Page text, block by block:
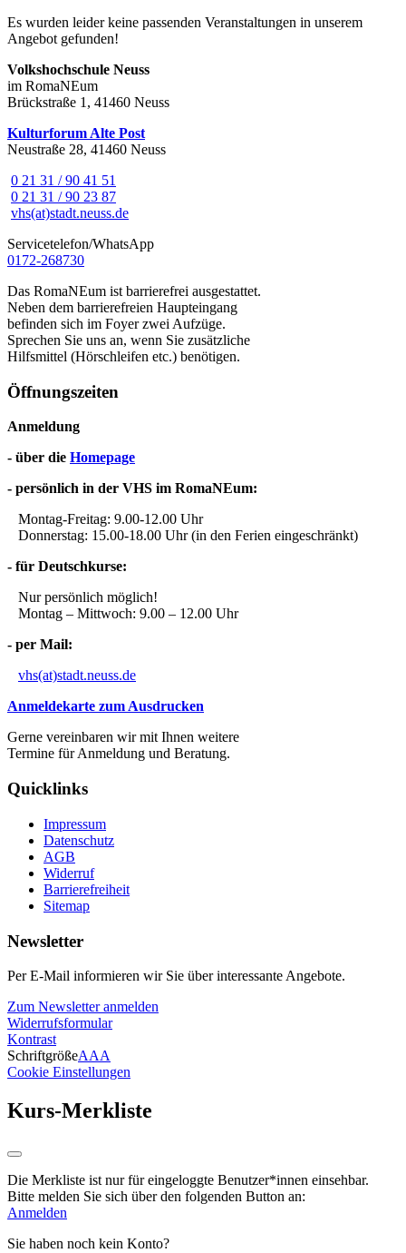
Es wurden leider keine passenden Veranstaltungen in unserem
Angebot gefunden!
Volkshochschule Neuss
im RomaNEum
Brückstraße 1, 41460 Neuss
Kulturforum Alte Post
Neustraße 28, 41460 Neuss
0 21 31 / 90 41 51
0 21 31 / 90 23 87
vhs(at)stadt.neuss.de
Servicetelefon/WhatsApp
0172-268730
Das RomaNEum ist barrierefrei ausgestattet.
Neben dem barrierefreien Haupteingang
befinden sich im Foyer zwei Aufzüge.
Sprechen Sie uns an, wenn Sie zusätzliche
Hilfsmittel (Hörschleifen etc.) benötigen.
Öffnungszeiten
Anmeldung
- über die Homepage
- persönlich in der VHS im RomaNEum:
Montag-Freitag: 9.00-12.00 Uhr
Donnerstag: 15.00-18.00 Uhr (in den Ferien eingeschränkt)
- für Deutschkurse:
Nur persönlich möglich!
Montag – Mittwoch: 9.00 – 12.00 Uhr
- per Mail:
vhs(at)stadt.neuss.de
Anmeldekarte zum Ausdrucken
Gerne vereinbaren wir mit Ihnen weitere
Termine für Anmeldung und Beratung.
Quicklinks
Impressum
Datenschutz
AGB
Widerruf
Barrierefreiheit
Sitemap
Newsletter
Per E-Mail informieren wir Sie über interessante Angebote.
Zum Newsletter anmelden
Widerrufsformular
Kontrast
SchriftgrößeAAA
Cookie Einstellungen
Kurs-Merkliste
Die Merkliste ist nur für eingeloggte Benutzer*innen einsehbar.
Bitte melden Sie sich über den folgenden Button an:
Anmelden
Sie haben noch kein Konto?